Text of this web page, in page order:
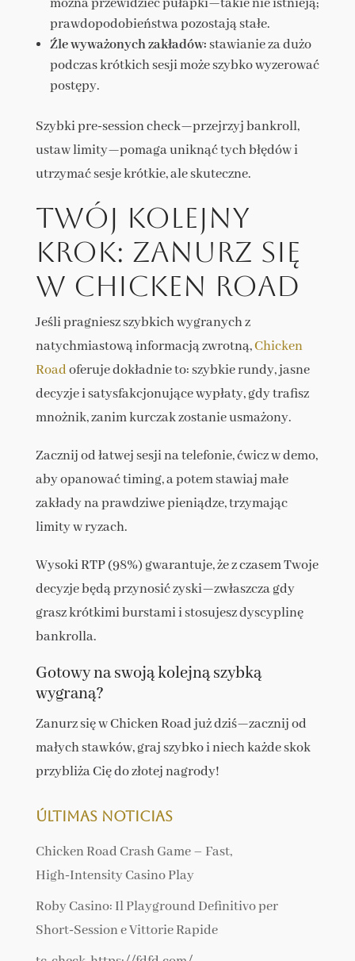
można przewidzieć pułapki—takie nie istnieją;
prawdopodobieństwa pozostają stałe.
Źle wyważonych zakładów:stawianie za dużo
podczas krótkich sesji może szybko wyzerować
postępy.
Szybki pre‑session check—przejrzyj bankroll,
ustaw limity—pomaga uniknąć tych błędów i
utrzymać sesje krótkie, ale skuteczne.
Twój kolejny
krok: zanurz się
w Chicken Road
Jeśli pragniesz szybkich wygranych z
natychmiastową informacją zwrotną,Chicken
Roadoferuje dokładnie to: szybkie rundy, jasne
decyzje i satysfakcjonujące wypłaty, gdy trafisz
mnożnik, zanim kurczak zostanie usmażony.
Zacznij od łatwej sesji na telefonie, ćwicz w demo,
aby opanować timing, a potem stawiaj małe
zakłady na prawdziwe pieniądze, trzymając
limity w ryzach.
Wysoki RTP (98%) gwarantuje, że z czasem Twoje
decyzje będą przynosić zyski—zwłaszcza gdy
grasz krótkimi burstami i stosujesz dyscyplinę
bankrolla.
Gotowy na swoją kolejną szybką
wygraną?
Zanurz się w Chicken Road już dziś—zacznij od
małych stawków, graj szybko i niech każde skok
przybliża Cię do złotej nagrody!
Últimas noticias
Chicken Road Crash Game – Fast,
High‑Intensity Casino Play
Roby Casino: Il Playground Definitivo per
Short‑Session e Vittorie Rapide